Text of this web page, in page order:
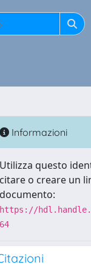
Informazioni
Utilizza questo
citare o creare un
documento:
https://
64